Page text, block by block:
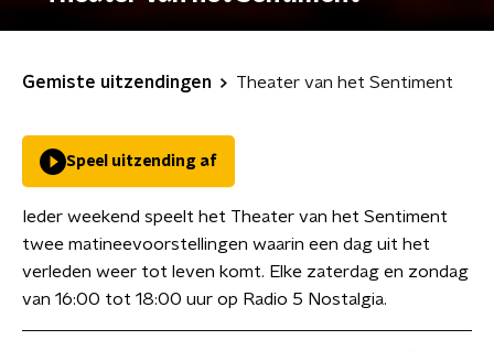
Gemiste uitzendingen Theater van het Sentiment
Speel uitzending af
Ieder weekend speelt het Theater van het Sentiment
twee matineevoorstellingen waarin een dag uit het
verleden weer tot leven komt. Elke zaterdag en zondag
van 16:00 tot 18:00 uur op Radio 5 Nostalgia.